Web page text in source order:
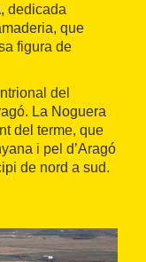
, dedicada
que
figura de
del
La Noguera
del terme, que
i pel d’Aragó
de nord a sud.